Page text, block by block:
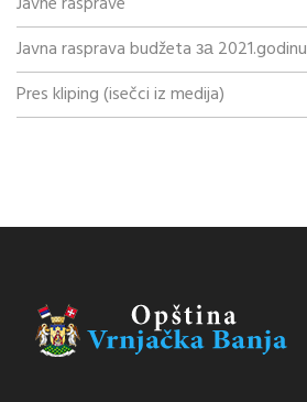
Javna rasprava budžeta за 2021.godinu
Pres kliping (isečci iz medija)